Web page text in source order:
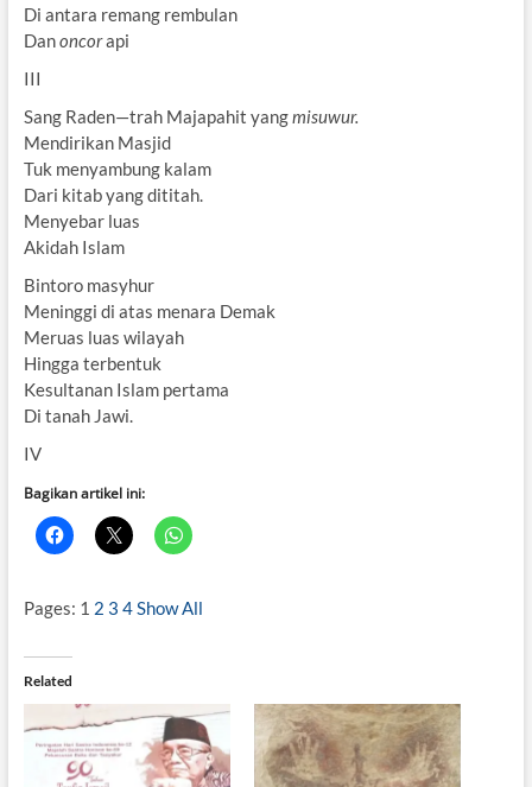
Di antara remang rembulan
Danoncorapi
III
Sang Raden—trah Majapahit yangmisuwur.
Mendirikan Masjid
Tuk menyambung kalam
Dari kitab yang dititah.
Menyebar luas
Akidah Islam
Bintoro masyhur
Meninggi di atas menara Demak
Meruas luas wilayah
Hingga terbentuk
Kesultanan Islam pertama
Di tanah Jawi.
IV
Bagikan artikel ini:
Pages: 1 2 3 4 Show All
Related